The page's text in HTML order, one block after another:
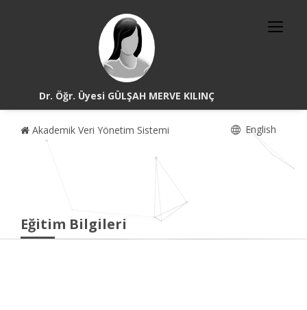
Dr. Öğr. Üyesi GÜLŞAH MERVE KILINÇ
Akademik Veri Yönetim Sistemi English
Eğitim Bilgileri